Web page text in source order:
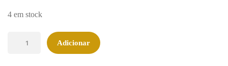
4 em stock
Adicionar